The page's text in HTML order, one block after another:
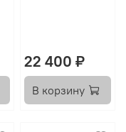
22 400 ₽
В корзину